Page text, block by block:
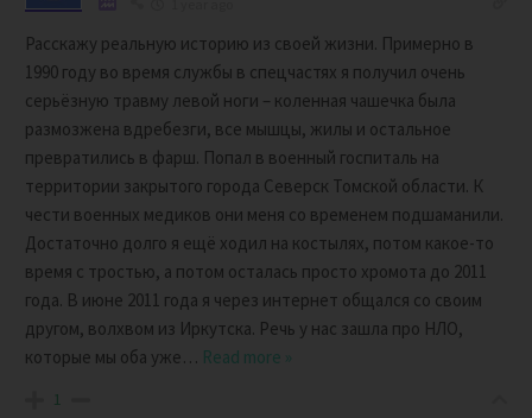
Расскажу реальную историю из своей жизни. Примерно в
1990 году во время службы в спецчастях я получил очень
серьёзную травму левой ноги – коленная чашечка была
размозжена вдребезги, все мышцы, жилы и остальное
превратились в фарш. Попал в военный госпиталь на
территории закрытого города Северск Томской области. К
чести военных медиков они меня со временем подшаманили.
Достаточно долго я ещё ходил на костылях, потом какое-то
время с тростью, а потом осталась просто хромота до 2011
года. В июне 2011 года я через интернет общался со своим
другом, волхвом из Иркутска. Речь у нас зашла про НЛО,
которые мы оба уже… Read more »
1